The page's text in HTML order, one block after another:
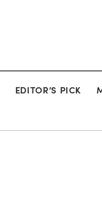
EDITOR’S PICK